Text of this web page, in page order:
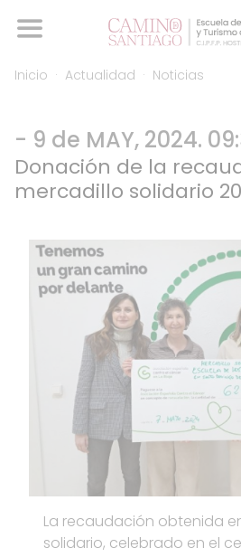
Inicio Actualidad Noticias
- 9 de MAY, 2024.
Donación de la
mercadillo solidario
La recaudación obtenida
solidario, celebrado en el